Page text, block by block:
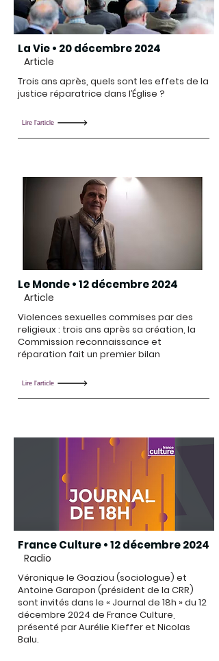
La Vie • 20 décembre 2024
Article
Trois ans après, quels sont les effets de la
justice réparatrice dans l’Église ?
Lire l'article
Le Monde • 12 décembre 2024
Article
Violences sexuelles commises par des
religieux : trois ans après sa création, la
Commission reconnaissance et
réparation fait un premier bilan
Lire l'article
France Culture • 12 décembre 2024
Radio
Véronique le Goaziou (sociologue) et
Antoine Garapon (président de la CRR)
sont invités dans le « Journal de 18h » du 12
décembre 2024 de France Culture,
présenté par Aurélie Kieffer et Nicolas
Balu.